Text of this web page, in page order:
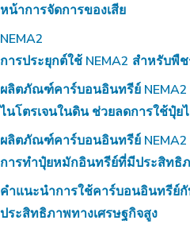
หน้าการจัดการของเสีย
NEMA2
การประยุกต์ใช้ NEMA2 สำหรับพื
ผลิตภัณฑ์คาร์บอนอินทรีย์ NEMA2
ไนโตรเจนในดิน ช่วยลดการใช้ปุ๋
ผลิตภัณฑ์คาร์บอนอินทรีย์
การทำปุ๋ยหมักอินทรีย์ที่มีประสิทธิ
คำแนะนำการใช้คาร์บอนอินทรีย์
ประสิทธิภาพทางเศรษฐกิจสูง